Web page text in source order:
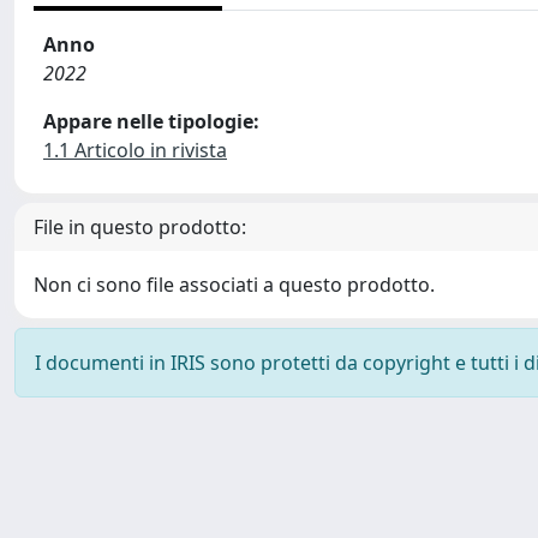
Anno
2022
Appare nelle tipologie:
1.1 Articolo in rivista
File in questo prodotto:
Non ci sono file associati a questo prodotto.
I documenti in IRIS sono protetti da copyright e tutti i